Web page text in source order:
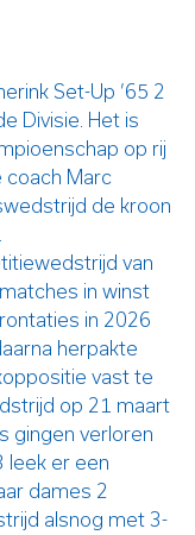
Set-Up ’65 2
Divisie. Het is
op rij
coach Marc
de kroon
van
in winst
in 2026
herpakte
vast te
op 21 maart
gingen verloren
leek er een
dames 2
alsnog met 3-